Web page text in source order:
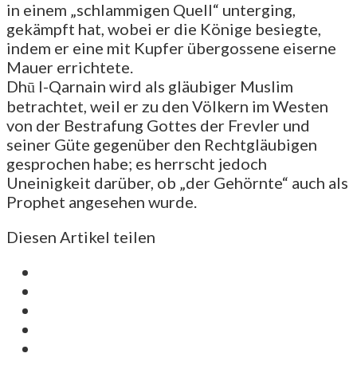
in einem „schlammigen Quell“ unterging,
gekämpft hat, wobei er die Könige besiegte,
indem er eine mit Kupfer übergossene eiserne
Mauer errichtete.
Dhū l-Qarnain wird als gläubiger Muslim
betrachtet, weil er zu den Völkern im Westen
von der Bestrafung Gottes der Frevler und
seiner Güte gegenüber den Rechtgläubigen
gesprochen habe; es herrscht jedoch
Uneinigkeit darüber, ob „der Gehörnte“ auch als
Prophet angesehen wurde.
Diesen Artikel teilen